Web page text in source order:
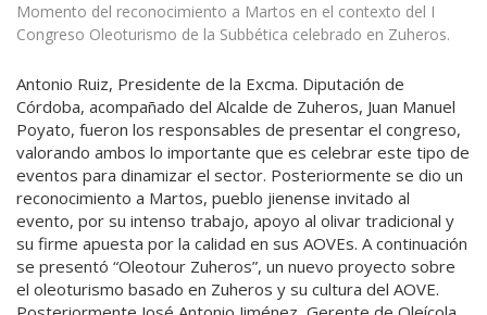
Momento del reconocimiento a Martos en el contexto del I
Congreso Oleoturismo de la Subbética celebrado en Zuheros.
Antonio Ruiz, Presidente de la Excma. Diputación de
Córdoba, acompañado del Alcalde de Zuheros, Juan Manuel
Poyato, fueron los responsables de presentar el congreso,
valorando ambos lo importante que es celebrar este tipo de
eventos para dinamizar el sector. Posteriormente se dio un
reconocimiento a Martos, pueblo jienense invitado al
evento, por su intenso trabajo, apoyo al olivar tradicional y
su firme apuesta por la calidad en sus AOVEs. A continuación
se presentó “Oleotour Zuheros”, un nuevo proyecto sobre
el oleoturismo basado en Zuheros y su cultura del AOVE.